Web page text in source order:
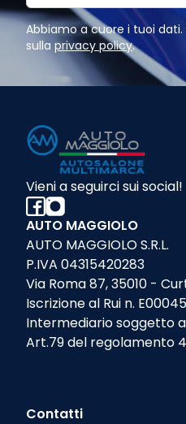
Abbiamo a cuore i tuoi
sulla privacy policy.
Vieni a seguirci sui social!
AUTO MAGGIOLO
AUTO MAGGIOLO S.R.L.
P.IVA 04315420283
Via Roma 87, 35010 -
Iscrizione al Rui n.
Intermediario soggetto
Art.79 del regolamento
Contatti